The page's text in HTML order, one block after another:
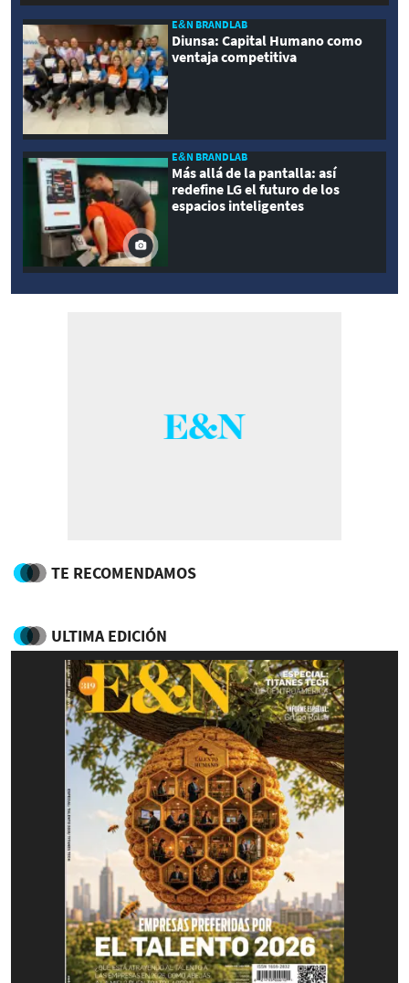
E&N BRANDLAB
Diunsa: Capital Humano como
ventaja competitiva
E&N BRANDLAB
Más allá de la pantalla: así
redefine LG el futuro de los
espacios inteligentes
TE RECOMENDAMOS
ULTIMA EDICIÓN